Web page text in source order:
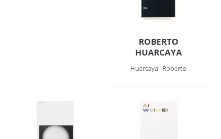
ROBERTO
HUARCAYA
Huarcaya--Roberto